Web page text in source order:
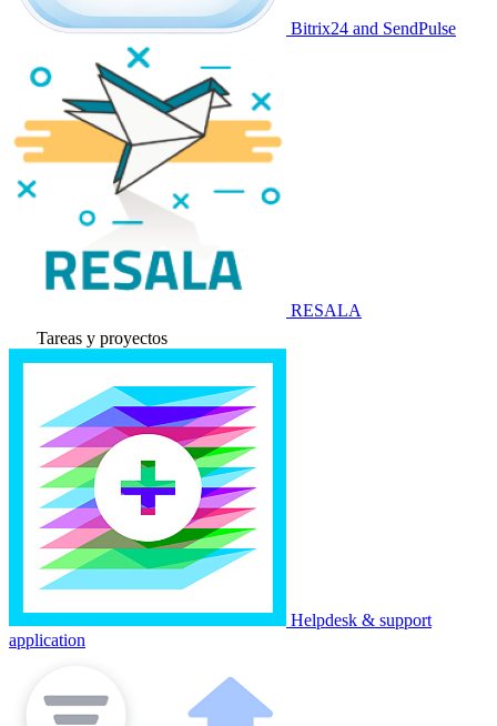
Bitrix24 and SendPulse
RESALA
Tareas y proyectos
Helpdesk & support
application